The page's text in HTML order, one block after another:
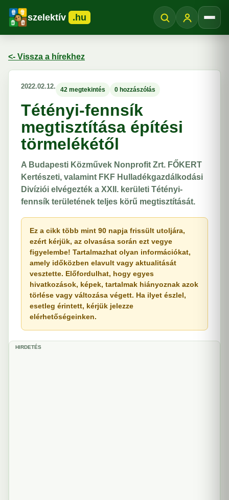
szelektív .hu
<- Vissza a hírekhez
2022.02.12. 42 megtekintés 0 hozzászólás
Tétényi-fennsík
megtisztítása építési
törmelékétől
A Budapesti Közművek Nonprofit Zrt. FŐKERT
Kertészeti, valamint FKF Hulladékgazdálkodási
Divíziói elvégezték a XXII. kerületi Tétényi-
fennsík területének teljes körű megtisztítását.
Ez a cikk több mint 90 napja frissült utoljára,
ezért kérjük, az olvasása során ezt vegye
figyelembe! Tartalmazhat olyan információkat,
amely időközben elavult vagy aktualitását
vesztette. Előfordulhat, hogy egyes
hivatkozások, képek, tartalmak hiányoznak azok
törlése vagy változása végett. Ha ilyet észlel,
esetleg érintett, kérjük jelezze
elérhetőségeinken.
HIRDETÉS